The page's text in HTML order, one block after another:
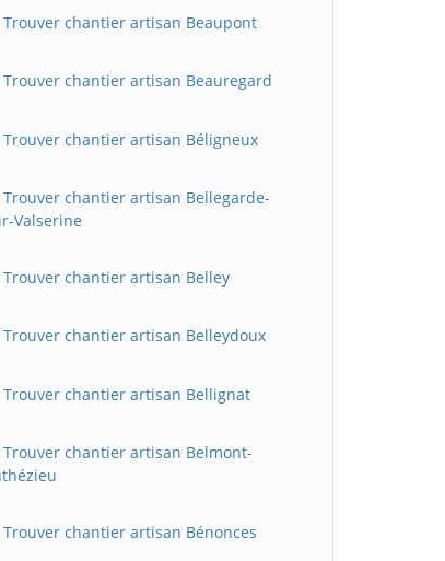
Trouver chantier artisan Beaupont
Trouver chantier artisan Beauregard
Trouver chantier artisan Béligneux
Trouver chantier artisan Bellegarde-
Valserine
Trouver chantier artisan Belley
Trouver chantier artisan Belleydoux
Trouver chantier artisan Bellignat
Trouver chantier artisan Belmont-
Trouver chantier artisan Bénonces